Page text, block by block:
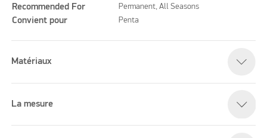
Recommended For Permanent, All Seasons
Convient pour Penta
Matériaux
La mesure